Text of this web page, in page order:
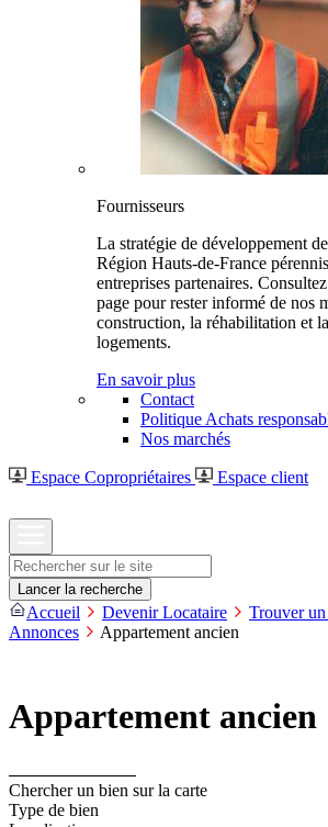
Fournisseurs
La stratégie de développement
Région Hauts-de-France
entreprises partenaires.
page pour rester informé de nos
construction, la réhabilitation et
logements.
En savoir plus
Contact
Politique Achats
Nos marchés
Espace Copropriétaires Espace client
Rechercher
Lancer la recherche
Accueil Devenir Locataire
Trouver
Annonces
Appartement ancien
Appartement ancien
Chercher un bien sur la carte
Type de bien